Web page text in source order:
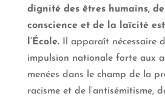
dignité des êtres humains,
conscience et de la laïcité
l’École.Il apparaît nécessaire
impulsion nationale forte aux
menées dans le champ de la
racisme et de l’antisémitisme,